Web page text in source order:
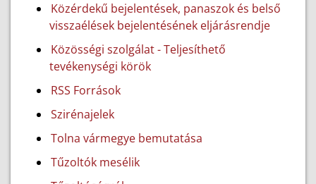
Közérdekű bejelentések, panaszok és belső
visszaélések bejelentésének eljárásrendje
Közösségi szolgálat - Teljesíthető
tevékenységi körök
RSS Források
Szirénajelek
Tolna vármegye bemutatása
Tűzoltók mesélik